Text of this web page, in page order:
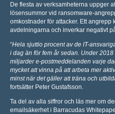
De flesta av verksamheterna uppger
lösensummor vid ransomware-
omkostnader för attacker. Ett angrepp
avdelningarna och inverkar negativt
“Hela sjuttio procent av de IT-
i dag än för fem år sedan. Under
miljarder e-postmeddelanden varje
mycket att vinna på att arbeta mer
minst när det gäller att träna och
fortsätter Peter Gustafsson.
Ta del av alla siffror och läs mer om
emailsäkerhet i Barracudas